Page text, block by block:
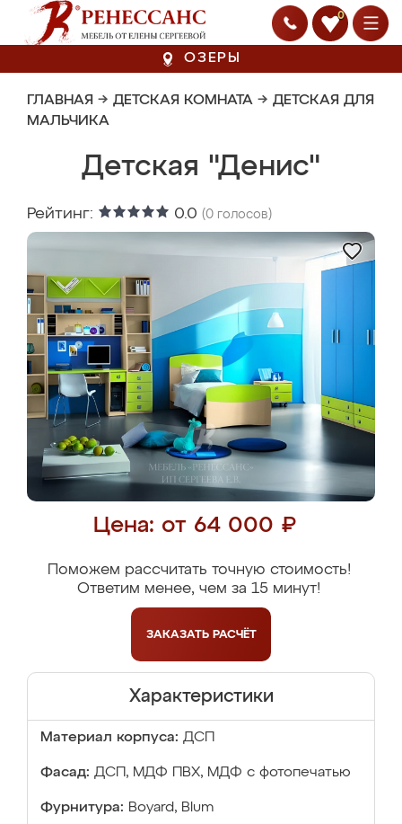
0
ОЗЕРЫ
ГЛАВНАЯ → ДЕТСКАЯ КОМНАТА → ДЕТСКАЯ ДЛЯ
МАЛЬЧИКА
Детская "Денис"
Рейтинг: 0.0 (0 голосов)
Цена: от 64 000 ₽
Поможем рассчитать точную стоимость!
Ответим менее, чем за 15 минут!
ЗАКАЗАТЬ РАСЧЁТ
Характеристики
Материал корпуса: ДСП
Фасад: ДСП, МДФ ПВХ, МДФ с фотопечатью
Фурнитура: Boyard, Blum